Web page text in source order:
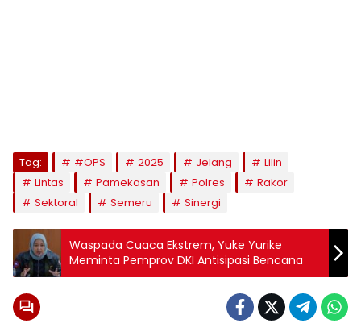
Tag: #OPS 2025 Jelang
Lilin
Lintas
Pamekasan Polres
Rakor
Sektoral
Semeru Sinergi
Waspada Cuaca Ekstrem, Yuke Yurike
Meminta Pemprov DKI Antisipasi Bencana